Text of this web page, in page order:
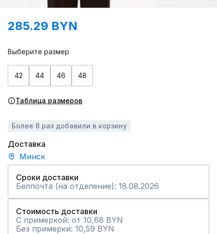
285.29 BYN
Выберите размер
42 44 46 48
Таблица размеров
Более 8 раз добавили в корзину
Доставка
Минск
Сроки доставки
Белпочта (на отделение): 18.08.2026
Стоимость доставки
С примеркой: от 10,68 BYN
Без примерки: 10,59 BYN